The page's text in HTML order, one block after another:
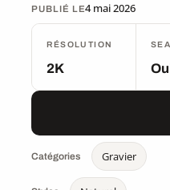
PUBLIÉ LE4 mai 2026
RÉSOLUTION
2K
Catégories Gravier